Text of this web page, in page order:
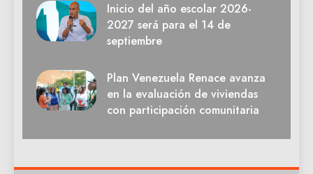
Inicio del año escolar 2026-
2027 será para el 14 de
septiembre
Plan Venezuela Renace avanza
en la evaluación de viviendas
con participación comunitaria